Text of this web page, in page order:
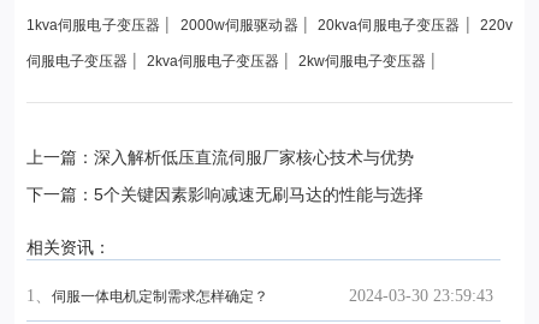
1kva伺服电子变压器 | 2000w伺服驱动器|20kva伺服电子变压器 |220v
伺服电子变压器 | 2kva伺服电子变压器 | 2kw伺服电子变压器 |
上一篇：深入解析低压直流伺服厂家核心技术与优势
下一篇：5个关键因素影响减速无刷马达的性能与选择
相关资讯：
2024-03-30 23:59:43
1、 伺服一体电机定制需求怎样确定？